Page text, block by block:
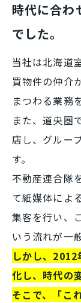
時代に合わ
でした。
当社は北海道
買物件の仲介
まつわる業務
また、道央圏
店し、グルー
す。
不動産連合隊
て紙媒体によ
集客を行い、
いう流れが一
しかし、
化し、時代の
そこで、「こ